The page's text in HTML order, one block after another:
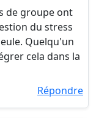
de groupe ont
du stress
Quelqu'un
cela dans la
Répondre